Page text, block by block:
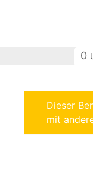
0
Dieser
mit